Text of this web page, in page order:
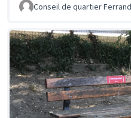
Conseil de quartier